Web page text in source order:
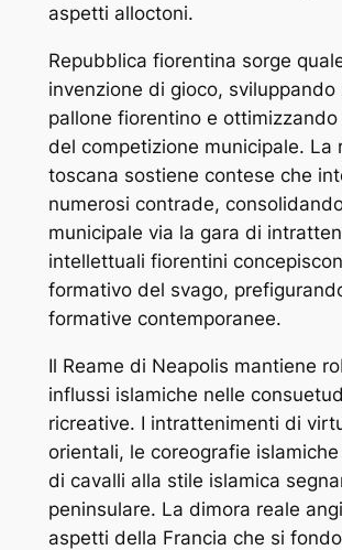
aspetti alloctoni.
Repubblica fiorentina sorge
invenzione di gioco, sviluppando
pallone fiorentino e ottimizzando
del competizione municipale. La
toscana sostiene contese che
numerosi contrade,
municipale via la gara di
intellettuali fiorentini
formativo del svago,
formative contemporanee.
Il Reame di Neapolis mantiene
influssi islamiche nelle
ricreative. I intrattenimenti di
orientali, le coreografie
di cavalli alla stile islamica
peninsulare. La dimora reale
aspetti della Francia che si